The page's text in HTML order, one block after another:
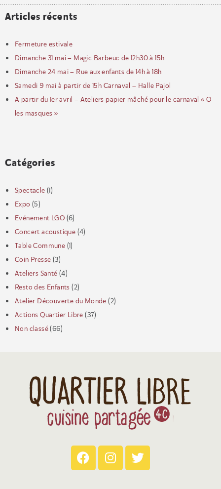
Articles récents
Fermeture estivale
Dimanche 31 mai – Magic Barbeuc de 12h30 à 15h
Dimanche 24 mai – Rue aux enfants de 14h à 18h
Samedi 9 mai à partir de 15h Carnaval – Halle Pajol
A partir du 1er avril – Ateliers papier mâché pour le carnaval « O
les masques »
Catégories
Spectacle (1)
Expo (5)
Evénement LGO (6)
Concert acoustique (4)
Table Commune (1)
Coin Presse (3)
Ateliers Santé (4)
Resto des Enfants (2)
Atelier Découverte du Monde (2)
Actions Quartier Libre (37)
Non classé(66)